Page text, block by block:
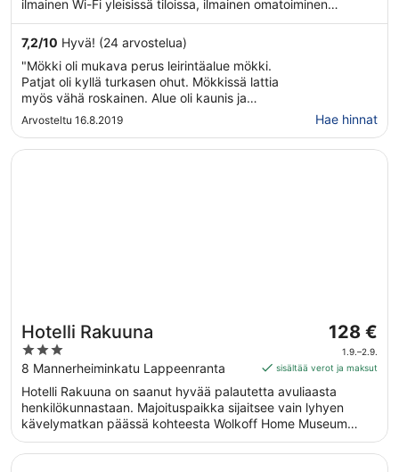
ilmainen Wi-Fi yleisissä tiloissa, ilmainen omatoiminen
pysäköinti ja baari. Tässä 2 tähden leirintäalueessa on 32
majoituspaikkaa. Majoituspaikassa tarjoaa tallelokeron.
7,2/10 Hyvä! (24 arvostelua)
"Mökki oli mukava perus leirintäalue mökki.
Patjat oli kyllä turkasen ohut. Mökkissä lattia
myös vähä roskainen. Alue oli kaunis ja
viihtyisä sekä lähellä
Arvosteltu 16.8.2019 Hae hinnat
Hotelli Rakuuna
3
out
of
5
8 Mannerheiminkatu Lappeenranta
Hinta
on
128 €
per
yö
ajalle
viiva
128 €
1.9.–2.9.
sisältää verot ja maksut
Hotelli Rakuuna on saanut hyvää palautetta avuliaasta
henkilökunnastaan. Majoituspaikka sijaitsee vain lyhyen
kävelymatkan päässä kohteesta Wolkoff Home Museum
(museo). Majoituspaikassa on saatavilla ilmainen aamiainen,
ilmainen Wi-Fi yleisissä tiloissa ja ilmainen omatoiminen
Avautuu uuteen ikkunaan
Hotelli Rakuuna
Avautuu uuteen ikkunaan
Hotelli Lähde